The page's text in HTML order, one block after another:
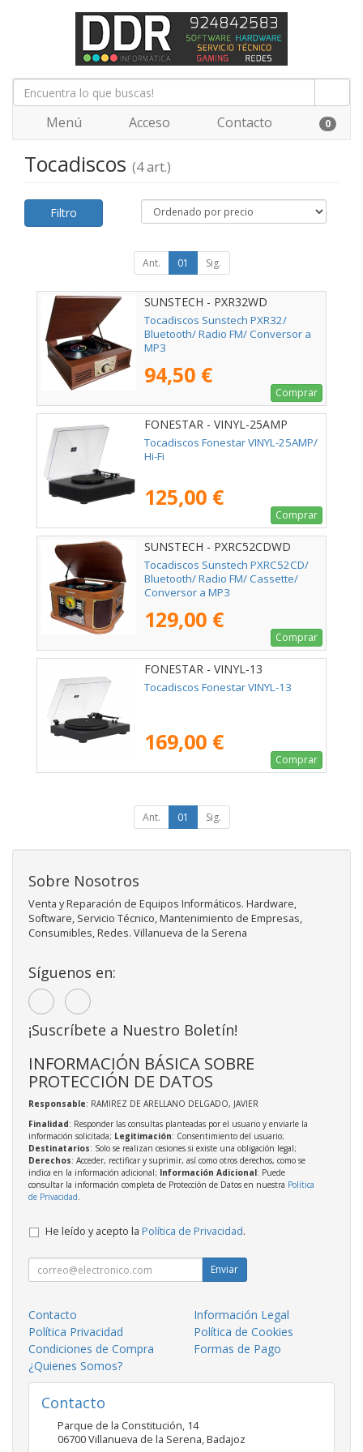
Menú Acceso Contacto 0
Tocadiscos (4 art.)
Filtro
Ant. 01 Sig.
SUNSTECH - PXR32WD
Tocadiscos Sunstech PXR32/
Bluetooth/ Radio FM/ Conversor a
MP3
94,50 €
Comprar
FONESTAR - VINYL-25AMP
Tocadiscos Fonestar VINYL-25AMP/
Hi-Fi
125,00 €
Comprar
SUNSTECH - PXRC52CDWD
Tocadiscos Sunstech PXRC52CD/
Bluetooth/ Radio FM/ Cassette/
Conversor a MP3
129,00 €
Comprar
FONESTAR - VINYL-13
Tocadiscos Fonestar VINYL-13
169,00 €
Comprar
Ant. 01 Sig.
Sobre Nosotros
Venta y Reparación de Equipos Informáticos. Hardware,
Software, Servicio Técnico, Mantenimiento de Empresas,
Consumibles, Redes. Villanueva de la Serena
Síguenos en:
¡Suscríbete a Nuestro Boletín!
INFORMACIÓN BÁSICA SOBRE
PROTECCIÓN DE DATOS
Responsable: RAMIREZ DE ARELLANO DELGADO, JAVIER
Finalidad: Responder las consultas planteadas por el usuario y enviarle la
información solicitada; Legitimación: Consentimiento del usuario;
Destinatarios: Solo se realizan cesiones si existe una obligación legal;
Derechos: Acceder, rectificar y suprimir, así como otros derechos, como se
indica en la información adicional; Información Adicional: Puede
consultar la información completa de Protección de Datos en nuestra Política
de Privacidad.
He leído y acepto la Política de Privacidad.
Enviar
Contacto
Información Legal
Política Privacidad
Política de Cookies
Condiciones de Compra
Formas de Pago
¿Quienes Somos?
Contacto
Parque de la Constitución, 14
06700Villanueva de la Serena,Badajoz